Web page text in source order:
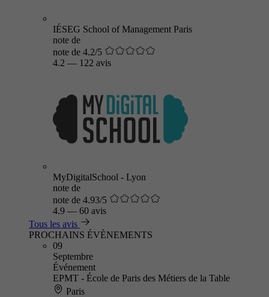
IÉSEG School of Management Paris
note de
note de 4.2/5
4.2 — 122 avis
MyDigitalSchool - Lyon
note de
note de 4.93/5
4.9 — 60 avis
Tous les avis
PROCHAINS ÉVÈNEMENTS
09
Septembre
Événement
EPMT - École de Paris des Métiers de la Table
Paris